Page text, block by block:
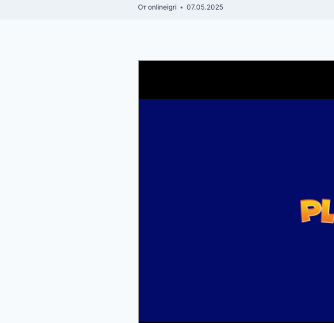
Отonlineigri 07.05.2025